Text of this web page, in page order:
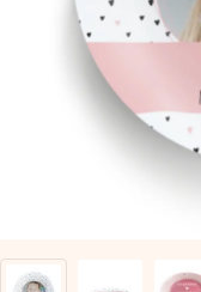
Carte de
Créez quelque
son prénom, votre
Sans